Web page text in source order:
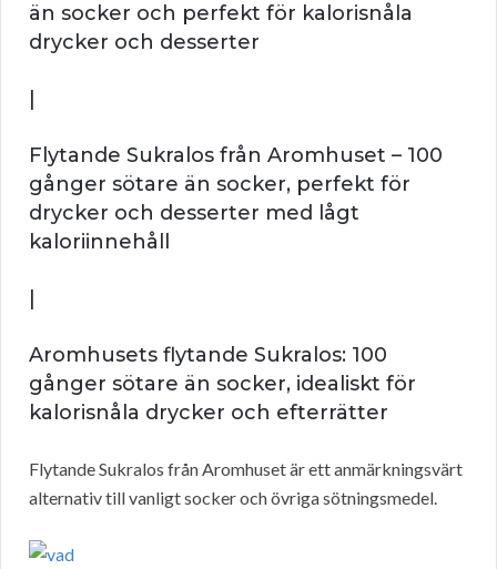
än socker och perfekt för kalorisnåla
drycker och desserter
Flytande Sukralos från Aromhuset – 100
gånger sötare än socker, perfekt för
drycker och desserter med lågt
kaloriinnehåll
Aromhusets flytande Sukralos: 100
gånger sötare än socker, idealiskt för
kalorisnåla drycker och efterrätter
Flytande Sukralos från Aromhuset är ett anmärkningsvärt
alternativ till vanligt socker och övriga sötningsmedel.